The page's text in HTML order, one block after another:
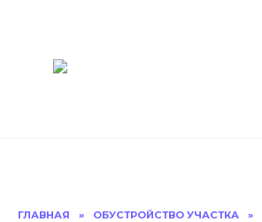
ГЛАВНАЯ » ОБУСТРОЙСТВО УЧАСТКА »